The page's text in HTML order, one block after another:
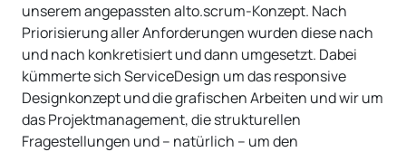
unserem angepassten alto.scrum-Konzept. Nach
Priorisierung aller Anforderungen wurden diese nach
und nach konkretisiert und dann umgesetzt. Dabei
kümmerte sich ServiceDesign um das responsive
Designkonzept und die grafischen Arbeiten und wir um
das Projektmanagement, die strukturellen
Fragestellungen und – natürlich – um den